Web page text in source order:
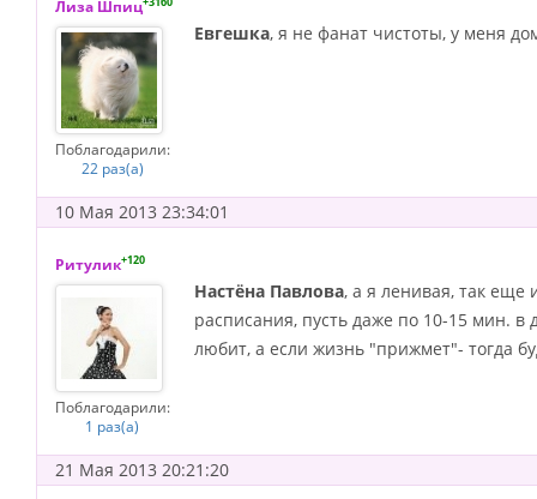
Лиза Шпиц
Поблагодарили:
22 раз(а)
Евгешка, я не фанат чистоты, у меня
10 Мая 2013 23:34:01
Ритулик+120
Поблагодарили:
1 раз(а)
Настёна Павлова, а я ленивая, так еще
расписания, пусть даже по 10-15 мин.
любит, а если жизнь "прижмет"- тогда
21 Мая 2013 20:21:20